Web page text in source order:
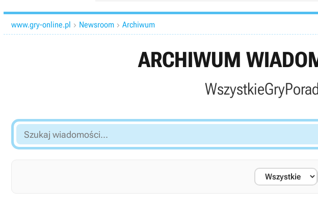
www.gry-online.pl  Newsroom  Archiwum
ARCHIWUM
WszystkieGry
Szukaj
wiadomości...